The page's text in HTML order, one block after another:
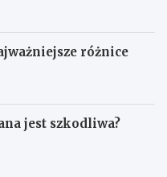
różnice
jest szkodliwa?